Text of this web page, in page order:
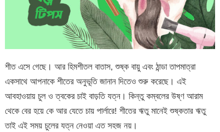
শীত এসে গেছে। আর হিমশীতল বাতাস, শুষ্ক বায়ু এবং ঠান্ডা তাপমাত্রা
একসাথে আপনাকে শীতের অনুভূতি জানান দিতেও শুরু করেছে। এই
আবহাওয়ায় চুল ও ত্বকের চাই বাড়তি যত্ন। কিন্তু কম্বলের উষ্ণ আরাম
থেকে বের হয়ে কে আর যেতে চায় পার্লারে! শীতের ঋতু মানেই শুষ্কতার ঋতু
তাই এই সময় চুলের যত্ন নেওয়া এত সহজ নয়।